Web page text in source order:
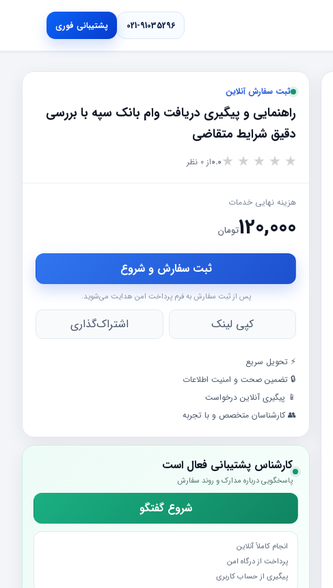
021-91035296 پشتیبانی فوری
ثبت سفارش آنلاین
راهنمایی و پیگیری دریافت وام بانک سپه با بررسی
دقیق شرایط متقاضی
★
★
★
★
★
0.0از 0 نظر
هزینه نهایی خدمات
120,000تومان
ثبت سفارش و شروع
پس از ثبت سفارش به فرم پرداخت امن هدایت می‌شوید.
کپی لینک اشتراک‌گذاری
⚡️ تحویل سریع
🔒 تضمین صحت و امنیت اطلاعات
📱 پیگیری آنلاین درخواست
👥 کارشناسان متخصص و با تجربه
کارشناس پشتیبانی فعال است
پاسخگویی درباره مدارک و روند سفارش
شروع گفتگو
انجام کاملاً آنلاین
پرداخت از درگاه امن
پیگیری از حساب کاربری